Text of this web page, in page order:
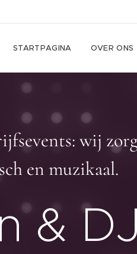
STARTPAGINA OVER ONS
wij
en muzikaal.
&